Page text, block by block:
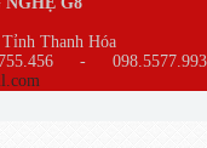
Thanh Hóa
- 098.5577.993